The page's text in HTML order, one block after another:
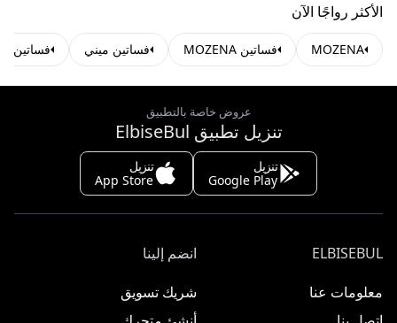
الأكثر رواجًا الآن
MOZENA فساتين MOZENA فساتين ميني فساتين
عروض خاصة بالتطبيق
تنزيل تطبيق ElbiseBul
تنزيل
Google Play
تنزيل
App Store
ELBISEBUL
معلومات عنا
انضم إلينا
شريك تسويق